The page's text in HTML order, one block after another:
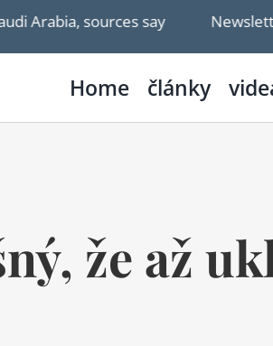
say Newsletter June
Home články
že až